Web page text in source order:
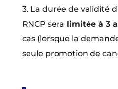
3. La durée de validité
RNCP sera limitée à 3
cas (lorsque la
seule promotion de